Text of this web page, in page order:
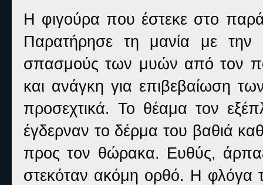
Η φιγούρα που έστεκε στο
Παρατήρησε τη μανία με την
σπασμούς των μυών από τον
και ανάγκη για επιβεβαίωση
προσεχτικά. Το θέαμα τον
έγδερναν το δέρμα του βαθιά
προς τον θώρακα. Ευθύς,
στεκόταν ακόμη ορθό. Η φλόγα